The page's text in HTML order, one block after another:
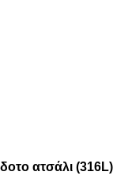
ατσάλι (316L)